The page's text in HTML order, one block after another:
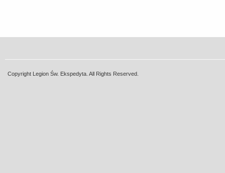
Copyright Legion Św. Ekspedyta. All Rights Reserved.